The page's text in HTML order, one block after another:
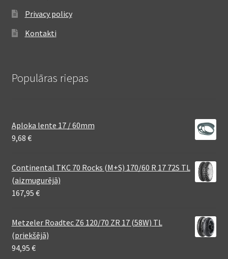
Privacy policy
Kontakti
Populāras riepas
Aploka lente 17 / 60mm
9,68 €
Continental TKC 70 Rocks (M+S) 170/60 R 17 72S TL
(aizmugurējā)
167,95 €
Metzeler Roadtec Z6 120/70 ZR 17 (58W) TL
(priekšējā)
94,95 €